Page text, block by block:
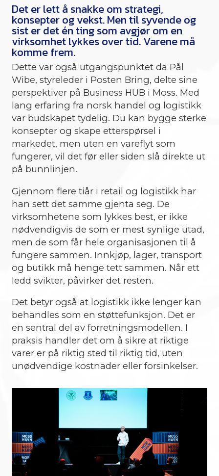
Det er lett å snakke om strategi,
konsepter og vekst. Men til syvende og
sist er det én ting som avgjør om en
virksomhet lykkes over tid. Varene må
komme frem.
Dette var også utgangspunktet da Pål
Wibe, styreleder i Posten Bring, delte sine
perspektiver på Business HUB i Moss. Med
lang erfaring fra norsk handel og logistikk
var budskapet tydelig. Du kan bygge sterke
konsepter og skape etterspørsel i
markedet, men uten en vareflyt som
fungerer, vil det før eller siden slå direkte ut
på bunnlinjen.
Gjennom flere tiår i retail og logistikk har
han sett det samme gjenta seg. De
virksomhetene som lykkes best, er ikke
nødvendigvis de som er mest synlige utad,
men de som får hele organisasjonen til å
fungere sammen. Innkjøp, lager, transport
og butikk må henge tett sammen. Når ett
ledd svikter, påvirker det resten.
Det betyr også at logistikk ikke lenger kan
behandles som en støttefunksjon. Det er
en sentral del av forretningsmodellen. I
praksis handler det om å sikre at riktige
varer er på riktig sted til riktig tid, uten
unødvendige kostnader eller forsinkelser.